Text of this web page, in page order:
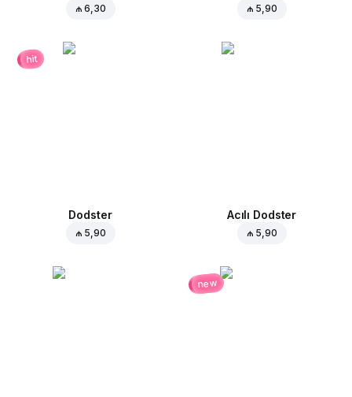
₼ 6,30 ₼ 5,90
hit
Dodster
₼ 5,90
Acılı Dodster
₼ 5,90
new